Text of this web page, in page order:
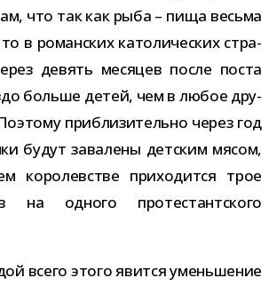
что так как рыба – пища весьма
в роман­ских като­ли­че­ских стра­
девять меся­цев после поста
больше детей, чем в любое дру­
при­бли­зи­тельно через год
будут зава­лены дет­ским мясом,
коро­лев­стве при­хо­дится трое
на одного про­те­стант­ского
всего этого явится умень­ше­ние